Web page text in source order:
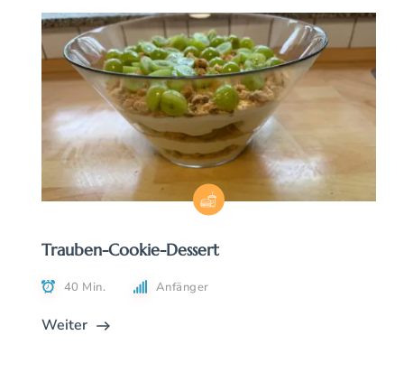
Trauben-Cookie-Dessert
40 Min. Anfänger
Weiter